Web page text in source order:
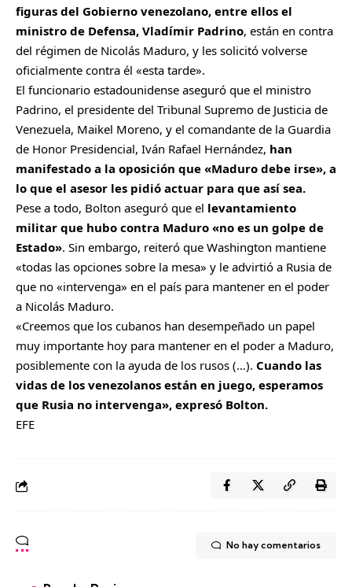
figuras del Gobierno venezolano, entre ellos el
ministro de Defensa, Vladímir Padrino, están en contra
del régimen de Nicolás Maduro, y les solicitó volverse
oficialmente contra él «esta tarde».
El funcionario estadounidense aseguró que el ministro
Padrino, el presidente del Tribunal Supremo de Justicia de
Venezuela, Maikel Moreno, y el comandante de la Guardia
de Honor Presidencial, Iván Rafael Hernández, han
manifestado a la oposición que «Maduro debe irse», a
lo que el asesor les pidió actuar para que así sea.
Pese a todo, Bolton aseguró que el levantamiento
militar que hubo contra Maduro «no es un golpe de
Estado». Sin embargo, reiteró que Washington mantiene
«todas las opciones sobre la mesa» y le advirtió a Rusia de
que no «intervenga» en el país para mantener en el poder
a Nicolás Maduro.
«Creemos que los cubanos han desempeñado un papel
muy importante hoy para mantener en el poder a Maduro,
posiblemente con la ayuda de los rusos (…). Cuando las
vidas de los venezolanos están en juego, esperamos
que Rusia no intervenga», expresó Bolton.
EFE
No hay comentarios